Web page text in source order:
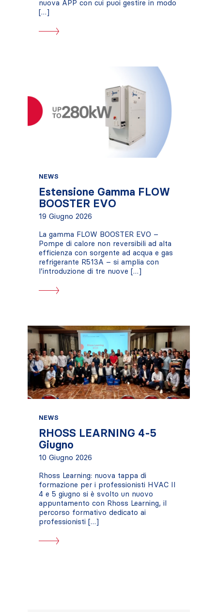
nuova APP con cui puoi gestire in modo
[…]
NEWS
Estensione Gamma FLOW
BOOSTER EVO
19 Giugno 2026
La gamma FLOW BOOSTER EVO –
Pompe di calore non reversibili ad alta
efficienza con sorgente ad acqua e gas
refrigerante R513A – si amplia con
l’introduzione di tre nuove […]
NEWS
RHOSS LEARNING 4-5
Giugno
10 Giugno 2026
Rhoss Learning: nuova tappa di
formazione per i professionisti HVAC Il
4 e 5 giugno si è svolto un nuovo
appuntamento con Rhoss Learning, il
percorso formativo dedicato ai
professionisti […]